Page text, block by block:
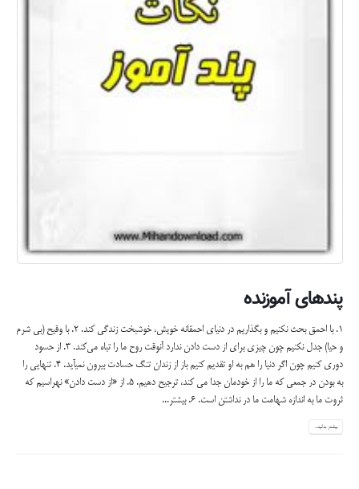
پندهای آموزنده
۱. با احمق بحث نکنیم و بگذاریم در دنیای احمقانه خویش، خوشبخت زندگی کند. 2. با وقیح (بي شرم
و حيا) جدل نکنیم چون چیزی برای از دست دادن ندارد آنوقت روح ما را تباه می‌کند. 3. از حسود
دوری کنیم چون اگر دنیا را هم به او تقدیم کنیم باز از زندان تنگ حسادت بیرون نمی­آید. 4. تنهایی را
به بودن در جمعی که ما را از خودمان جدا می کند، ترجیح دهیم. 5. از «از دست دادن» نهراسیم که
ثروت ما به اندازه شهامت ما در نداشتن است. 6. بیشتر...
بیشتر بدانید...